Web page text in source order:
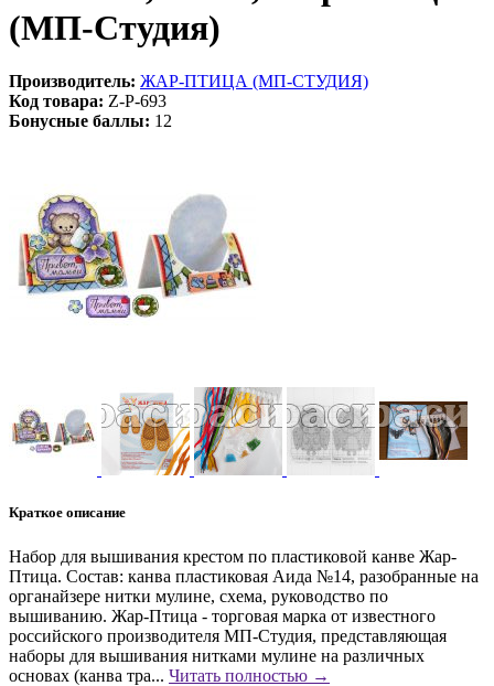
(МП-Студия)
Производитель: ЖАР-ПТИЦА (МП-СТУДИЯ)
Код товара: Z-Р-693
Бонусные баллы: 12
Краткое описание
Набор для вышивания крестом по пластиковой канве Жар-
Птица. Состав: канва пластиковая Аида №14, разобранные на
органайзере нитки мулине, схема, руководство по
вышиванию. Жар-Птица - торговая марка от известного
российского производителя МП-Студия, представляющая
наборы для вышивания нитками мулине на различных
основах (канва тра... Читать полностью →